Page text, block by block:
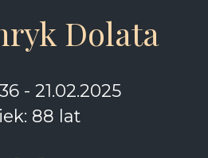
Dolata
- 21.02.2025
88 lat